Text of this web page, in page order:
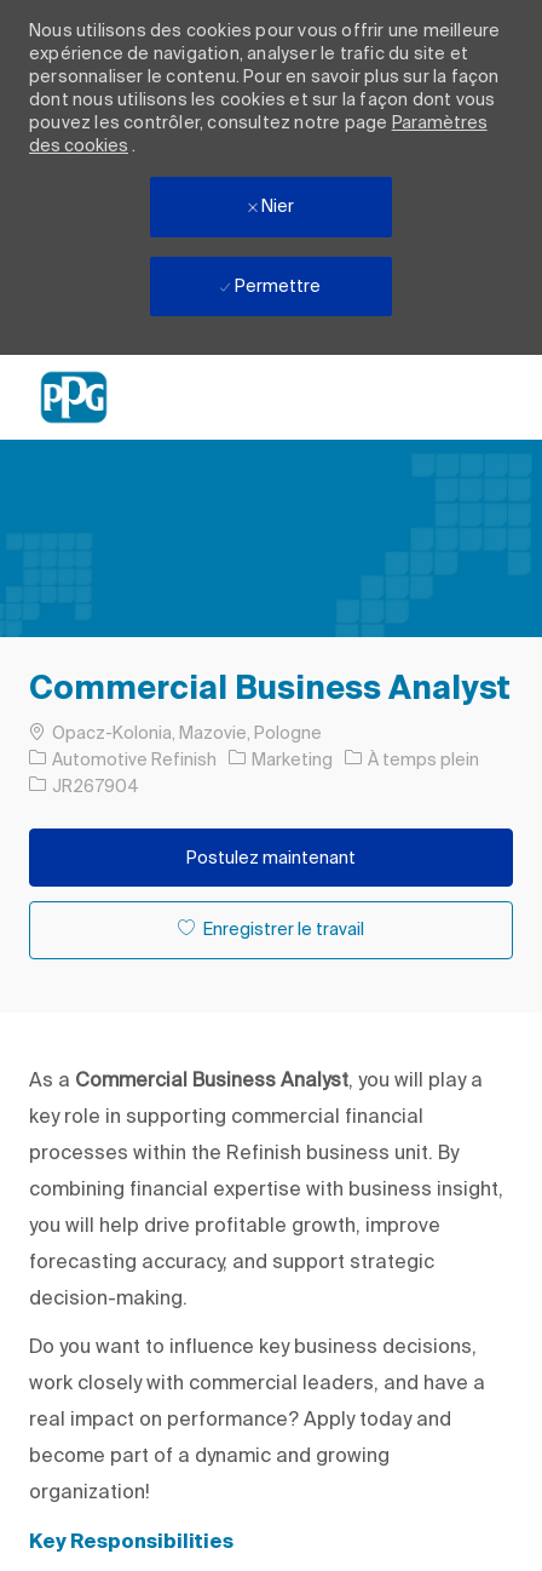
Nous utilisons des cookies pour vous offrir une meilleure
expérience de navigation, analyser le trafic du site et
personnaliser le contenu. Pour en savoir plus sur la façon
dont nous utilisons les cookies et sur la façon dont vous
pouvez les contrôler, consultez notre page Paramètres
des cookies .
Nier
Permettre
Commercial Business Analyst
Emplacement
Opacz-Kolonia, Mazovie, Pologne
Automotive Refinish
Catégorie
Marketing Type d’emploi
À temps plein
ID de l’emploi
JR267904
Postulez maintenant
Enregistrer le travail
As a Commercial Business Analyst, you will play a
key role in supporting commercial financial
processes within the Refinish business unit. By
combining financial expertise with business insight,
you will help drive profitable growth, improve
forecasting accuracy, and support strategic
decision-making.
Do you want to influence key business decisions,
work closely with commercial leaders, and have a
real impact on performance? Apply today and
become part of a dynamic and growing
organization!
Key Responsibilities